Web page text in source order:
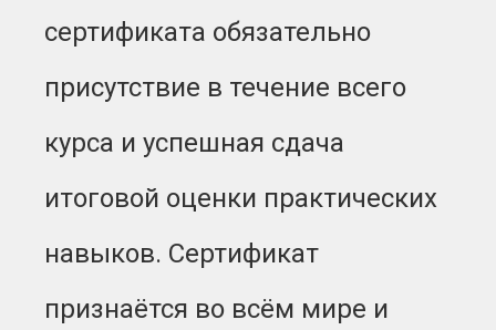
сертификата обязательно
присутствие в течение всего
курса и успешная сдача
итоговой оценки практических
навыков. Сертификат
признаётся во всём мире и